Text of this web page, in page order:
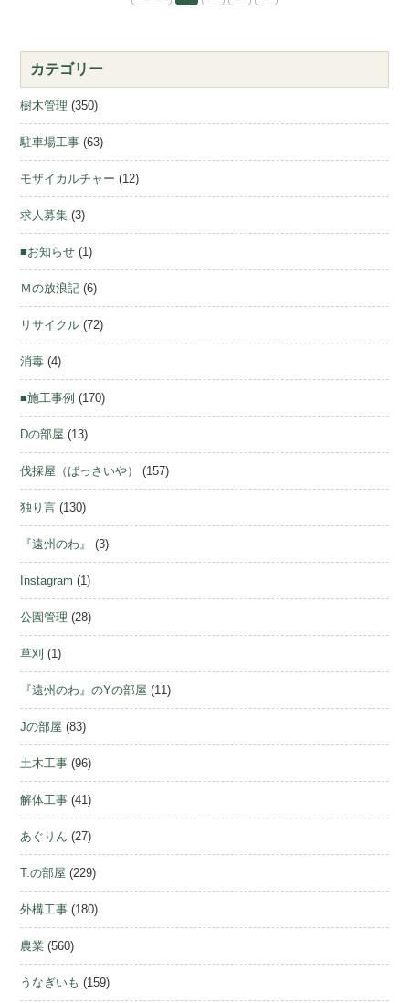
カテゴリー
樹木管理 (350)
駐車場工事 (63)
モザイカルチャー (12)
求人募集 (3)
■お知らせ (1)
Ｍの放浪記 (6)
リサイクル (72)
消毒 (4)
■施工事例 (170)
Dの部屋 (13)
伐採屋（ばっさいや） (157)
独り言 (130)
『遠州のわ』 (3)
Instagram (1)
公園管理 (28)
草刈 (1)
『遠州のわ』のYの部屋 (11)
Jの部屋 (83)
土木工事 (96)
解体工事 (41)
あぐりん (27)
T.の部屋 (229)
外構工事 (180)
農業 (560)
うなぎいも (159)